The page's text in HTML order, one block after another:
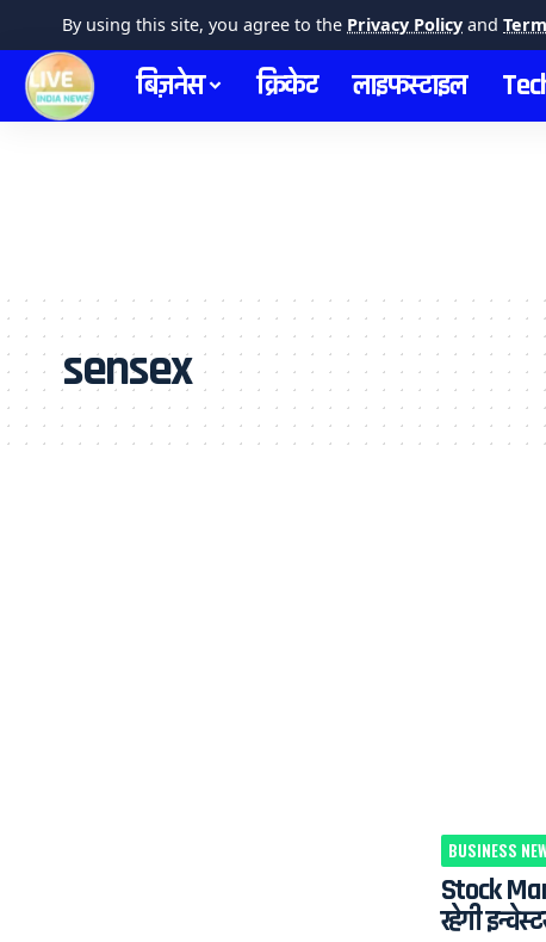
By using this site, you agree to the Privacy Policy and
बिज़नेस क्रिकेट लाइफस्टाइल
sensex
BUSINESS
Stock
रहेगी